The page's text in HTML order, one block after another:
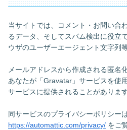
当サイトでは、コメント・お問い合
るデータ、そしてスパム検出に役立
ウザのユーザーエージェント文字列
メールアドレスから作成される匿名
あなたが「Gravatar」サービスを使
サービスに提供されることがあります
同サービスのプライバシーポリシーは
https://automattic.com/privacy/ をご